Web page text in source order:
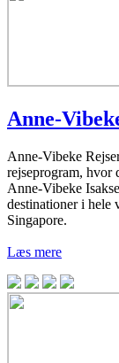
Anne-
Anne-Vibeke
rejseprogram, hvor
Anne-Vibeke
destinationer i hele
Singapore.
Læs mere